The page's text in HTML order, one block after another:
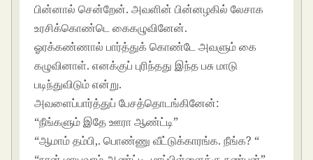
பின்னால் சென்றேன். அவளின் பின்னழகில் லேசாக
உரசிக்கொண்டெ கைகழுவினேன்.
ஓரக்கண்ணால் பார்த்துக் கொண்டே அவளும் கை
கழுவினாள். எனக்குப் புரிந்தது இந்த பசு மாடு
படிந்துவிடும் என்று.
அவளைப்பார்த்துப் பேசத்தொடங்கினேன்:
“நீங்களும் இதே ஊரா ஆண்ட்டி”
“ஆமாம் தம்பி,. பொண்ணு வீட்டுக்காரங்க. நீங்க? “